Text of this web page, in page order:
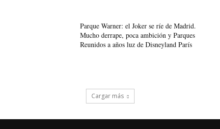
Parque Warner: el Joker se ríe de Madrid.
Mucho derrape, poca ambición y Parques
Reunidos a años luz de Disneyland París
Cargar más